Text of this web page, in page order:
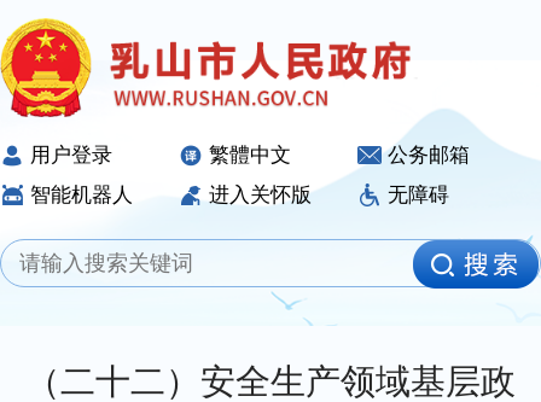
用户登录 繁體中文
公务邮箱
智能机器人
进入关怀版 无障碍
（二十二）安全生产领域基层政